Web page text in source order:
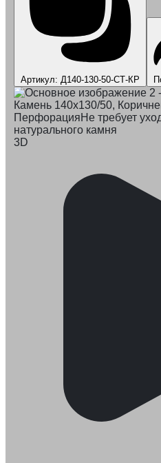
Артикул: Д140-130-50-СТ-КР
ПерфорацияНе требует
натурального камня
3D